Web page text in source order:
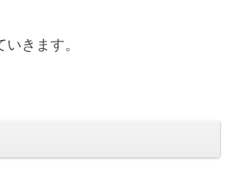
きます。